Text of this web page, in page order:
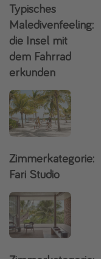
Typisches
Maledivenfeeling:
die Insel mit
dem Fahrrad
erkunden
Zimmerkategorie:
Fari Studio